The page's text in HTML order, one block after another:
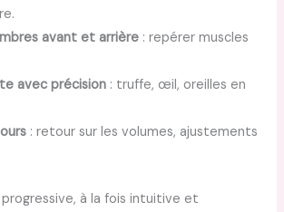
avant et arrière : repérer muscles
avec précision : truffe, œil, oreilles en
: retour sur les volumes, ajustements
à la fois intuitive et